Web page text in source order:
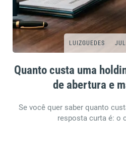
LUIZGUEDES
Quanto custa uma
de abertura e
Se você quer saber quanto
resposta curta é: o